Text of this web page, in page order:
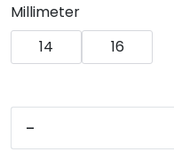
Millimeter
14
16
-
Elektrokjeler
Vifter